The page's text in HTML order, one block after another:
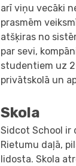
arī viņu vecāki
prasmēm
atšķiras no
par sevi,
studentiem uz
privātskolā un
Skola
Sidcot School ir
Rietumu daļā,
lidosta. Skola